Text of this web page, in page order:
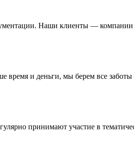
Наши клиенты —
и деньги, мы берем все заботы
принимают участие в